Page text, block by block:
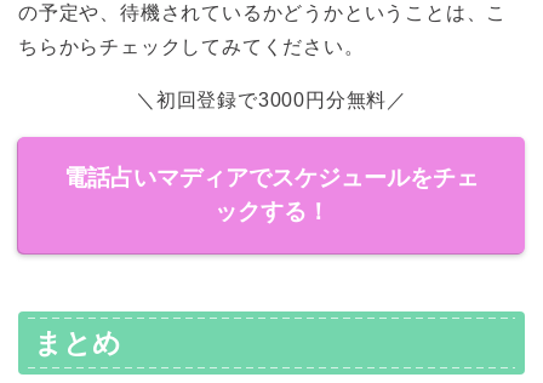
の予定や、待機されているかどうかということは、こ
ちらからチェックしてみてください。
＼初回登録で3000円分無料／
電話占いマディアでスケジュールをチェ
ックする！
まとめ